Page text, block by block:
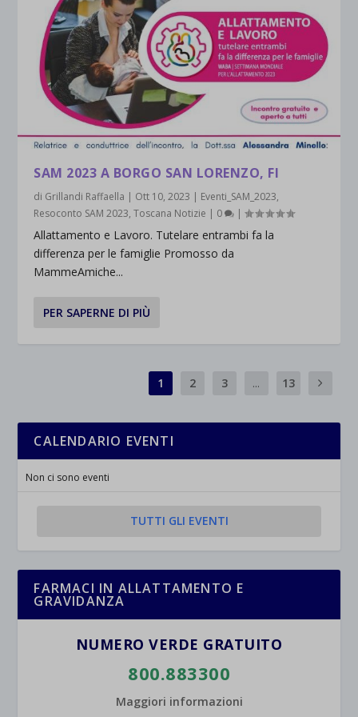
SAM 2023 A BORGO SAN LORENZO, FI
di Grillandi Raffaella | Ott 10, 2023 | Eventi_SAM_2023,
Resoconto SAM 2023,Toscana Notizie | 0 |
Allattamento e Lavoro. Tutelare entrambi fa la
differenza per le famiglie Promosso da
MammeAmiche...
PER SAPERNE DI PIÙ
1 2 3 ... 13
CALENDARIO EVENTI
Non ci sono eventi
TUTTI GLI EVENTI
FARMACI IN ALLATTAMENTO E
GRAVIDANZA
NUMERO VERDE GRATUITO
800.883300
Maggiori informazioni
wp-settings-*
wp-settings-time-*
_ga_*
jetpackState[message]
Questa categoria include tutti i cookie, i domini e i servizi che non
rientrano nelle altre categorie specifiche o che non sono stati
esplicitamente categorizzati.
Mostra dettagli
et-saved-post*
wpc*